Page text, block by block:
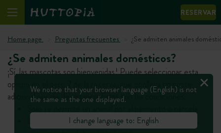
RESERVAR
Home page Preguntas frecuentes ¿Se admiten animales
¿Se admiten animales domésticos?
¡Sí, las mascotas son bienvenidas! Puede seleccionar esta
opción en el paso 2 de la reserva, que conlleva un coste
adicional por día de estancia.Estas son las condiciones:
Solo se permite un animal por alojamiento o parcela.
La mascota debe estar vacunada, llevar correa y sus
We notice that your browser language (English) is not
the same as the one displayed.
I change language to: English